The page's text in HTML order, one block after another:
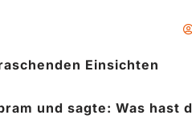
Einsichten
und sagte: Was hast